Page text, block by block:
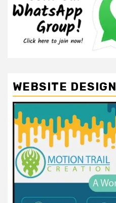
WEBSITE DESIGN